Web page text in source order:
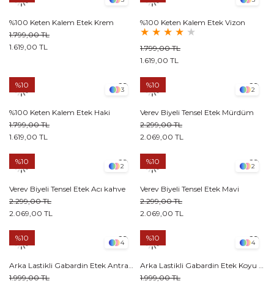
%100 Keten Kalem Etek Krem
1.619,00 TL
1.799,00 TL
%100 Keten Kalem Etek Vizon
★ ★ ★ ★ ★
1.619,00 TL
1.799,00 TL
3
%100 Keten Kalem Etek Haki
1.619,00 TL
1.799,00 TL
%10
2
Verev Biyeli Tensel Etek Mürdüm
2.069,00 TL
2.299,00 TL
%10
2
Verev Biyeli Tensel Etek Acı kahve
2.069,00 TL
2.299,00 TL
%10
2
Verev Biyeli Tensel Etek Mavi
2.069,00 TL
2.299,00 TL
%10
4
1.999,00 TL
%10
4
1.999,00 TL
%10